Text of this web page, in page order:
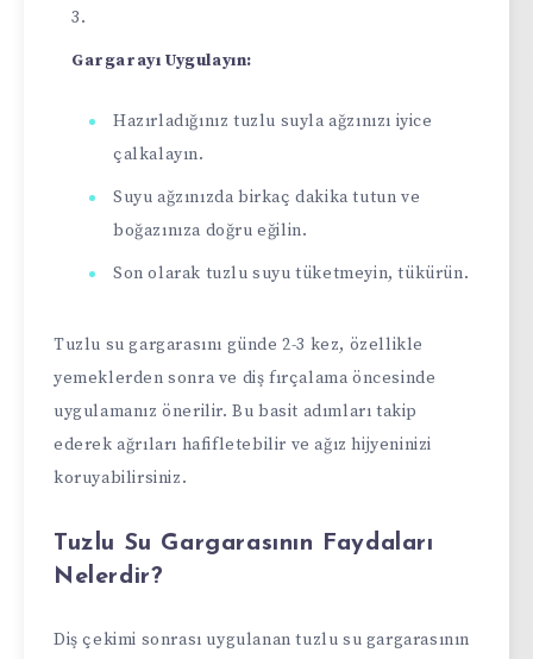
Gargarayı Uygulayın:
Hazırladığınız tuzlu suyla ağzınızı iyice
çalkalayın.
Suyu ağzınızda birkaç dakika tutun ve
boğazınıza doğru eğilin.
Son olarak tuzlu suyu tüketmeyin, tükürün.
Tuzlu su gargarasını günde 2-3 kez, özellikle
yemeklerden sonra ve diş fırçalama öncesinde
uygulamanız önerilir. Bu basit adımları takip
ederek ağrıları hafifletebilir ve ağız hijyeninizi
koruyabilirsiniz.
Tuzlu Su Gargarasının Faydaları
Nelerdir?
Diş çekimi sonrası uygulanan tuzlu su gargarasının